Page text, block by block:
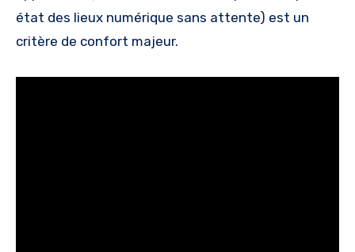
état des lieux numérique sans attente) est un
critère de confort majeur.